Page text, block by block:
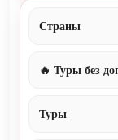
Страны
🔥 Туры без
Туры